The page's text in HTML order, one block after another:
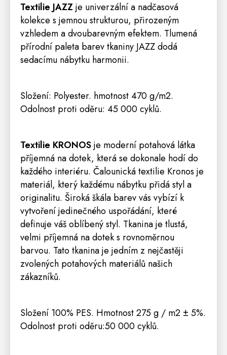
Textilie JAZZje univerzální a nadčasová
kolekce s jemnou strukturou, přirozeným
vzhledem a dvoubarevným efektem. Tlumená
přírodní paleta barev tkaniny JAZZ dodá
sedacímu nábytku harmonii.
Složení: Polyester. hmotnost 470 g/m2.
Odolnost proti oděru: 45 000 cyklů.
Textilie KRONOSje moderní potahová látka
příjemná na dotek, která se dokonale hodí do
každého interiéru. Čalounická textilie Kronos je
materiál, který každému nábytku přidá styl a
originalitu. Široká škála barev vás vybízí k
vytvoření jedinečného uspořádání, které
definuje váš oblíbený styl. Tkanina je tlustá,
velmi příjemná na dotek s rovnoměrnou
barvou. Tato tkanina je jedním z nejčastěji
zvolených potahových materiálů našich
zákazníků.
Složení 100% PES. Hmotnost 275 g / m2 ± 5%.
Odolnost proti oděru:50 000 cyklů.